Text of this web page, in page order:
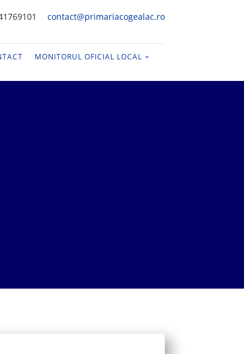
contact@primariacogealac.ro
MONITORUL OFICIAL LOCAL